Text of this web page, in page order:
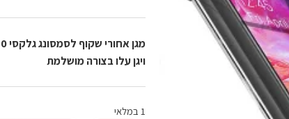
ויגן עלו בצורה מושלמת
1 במלאי